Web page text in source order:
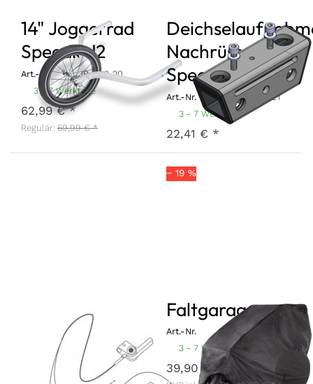
14" Joggerrad
Speedkid2
Art.-Nr.
JR-SK2-20
3 - 7 Werktage
62,99 € *
Regulär: 69,99 € *
Nachrüstset
Speedkid 2020
Art.-Nr.
DEAN-SK-20-SET
3 - 7 Werktage
22,41 € *
Parkbremse
Nachrüstset
EinsitzerKidgoo
− 19 %
Faltgarage
Art.-Nr.
FG-21
3 - 7 Werktage
39,90 € *